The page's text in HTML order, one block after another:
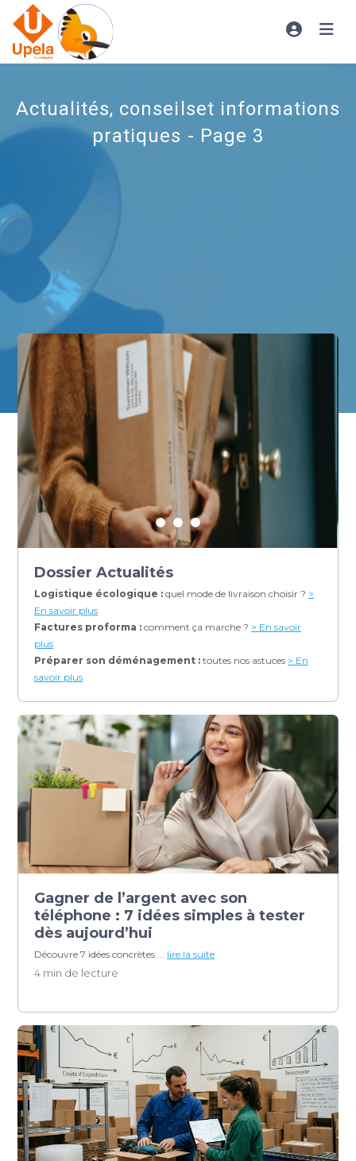
Actualités, conseilset informations
pratiques - Page 3
Dossier Actualités
Logistique écologique : quel mode de livraison choisir ? >
En savoir plus
Factures proforma : comment ça marche ? > En savoir
plus
Préparer son déménagement : toutes nos astuces > En
savoir plus
Gagner de l’argent avec son
téléphone : 7 idées simples à tester
dès aujourd’hui
Découvre 7 idées concrètes ... lire la suite
4 min de lecture